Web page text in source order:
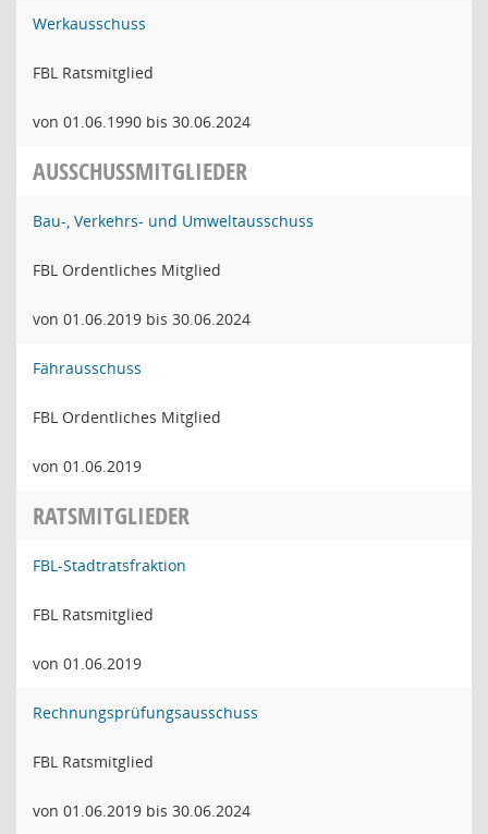
Werkausschuss
FBL Ratsmitglied
von 01.06.1990 bis 30.06.2024
AUSSCHUSSMITGLIEDER
Bau-, Verkehrs- und Umweltausschuss
FBL Ordentliches Mitglied
von 01.06.2019 bis 30.06.2024
Fährausschuss
FBL Ordentliches Mitglied
von 01.06.2019
RATSMITGLIEDER
FBL-Stadtratsfraktion
FBL Ratsmitglied
von 01.06.2019
Rechnungsprüfungsausschuss
FBL Ratsmitglied
von 01.06.2019 bis 30.06.2024